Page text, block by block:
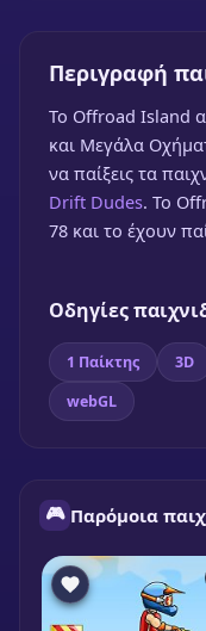
★79%🎮 1
Παίξε
Περιγραφή
To Offroad Island
και Μεγάλα
να παίξεις τα
Drift Dudes. Το
78 και το έχουν
Οδηγίες
1 Παίκτης 3D
webGL
🎮 Παρόμοια